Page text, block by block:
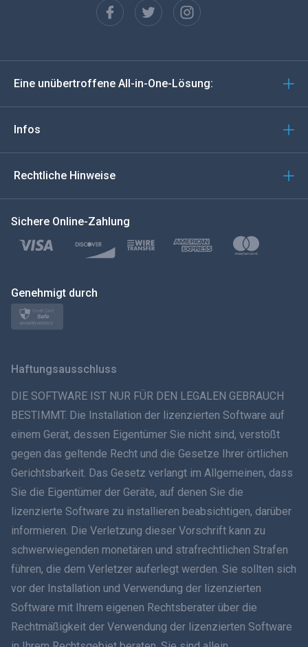
Español
Deutsch
Türkçe
Polski
日本
ภาษาไทย
Dansk
हिंदी
עברית
Română
Ελληνικά
Eine unübertroffene All-in-One-Lösung:
Infos
Rechtliche Hinweise
Sichere Online-Zahlung
Genehmigt durch
Haftungsausschluss
DIE SOFTWARE IST NUR FÜR DEN LEGALEN GEBRAUCH
BESTIMMT. Die Installation der lizenzierten Software auf
einem Gerät, dessen Eigentümer Sie nicht sind, verstößt
gegen das geltende Recht und die Gesetze Ihrer örtlichen
Gerichtsbarkeit. Das Gesetz verlangt im Allgemeinen, dass
Sie die Eigentümer der Geräte, auf denen Sie die
lizenzierte Software zu installieren beabsichtigen, darüber
informieren. Die Verletzung dieser Vorschrift kann zu
schwerwiegenden monetären und strafrechtlichen Strafen
führen, die dem Verletzer auferlegt werden. Sie sollten sich
vor der Installation und Verwendung der lizenzierten
Software mit Ihrem eigenen Rechtsberater über die
Rechtmäßigkeit der Verwendung der lizenzierten Software